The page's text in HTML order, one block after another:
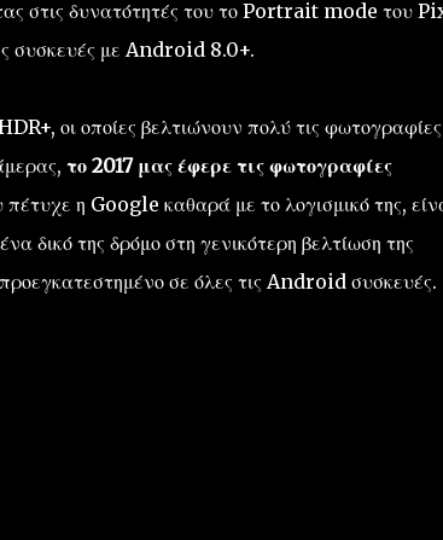
στις δυνατότητές του το Portrait mode του
συσκευές με Android 8.0+.
οι οποίες βελτιώνουν πολύ τις
το 2017 μας έφερε τις φωτογραφίες
η Google καθαρά με το λογισμικό της,
δικό της δρόμο στη γενικότερη βελτίωση της
σε όλες τις Android συσκευές.